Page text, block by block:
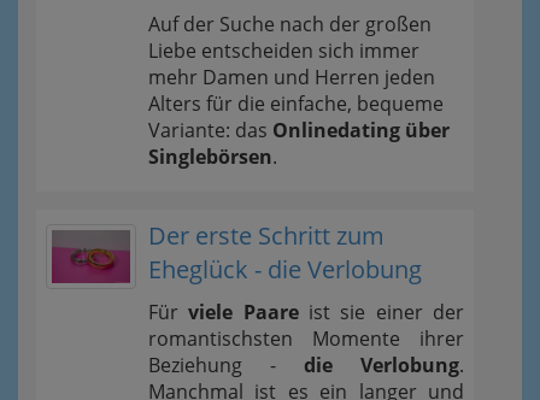
Auf der Suche nach der großen
Liebe entscheiden sich immer
mehr Damen und Herren jeden
Alters für die einfache, bequeme
Variante: das Onlinedating über
Singlebörsen.
Der erste Schritt zum
Eheglück - die Verlobung
Fürviele Paareist sie einer der
romantischsten Momente ihrer
Beziehung - die Verlobung.
Manchmal ist es ein langer und